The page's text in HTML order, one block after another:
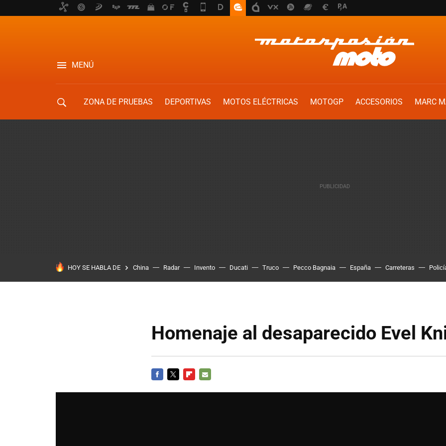
MENÚ
ZONA DE PRUEBAS DEPORTIVAS MOTOS ELÉCTRICAS MOTOGP ACCESORIOS
MARC
HOY SE HABLA DE China Radar Invento Ducati Truco Pecco Bagnaia España Carreteras
Homenaje al desaparecido Evel